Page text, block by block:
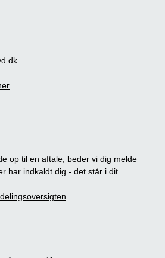
op til en aftale, beder vi dig melde
har indkaldt dig - det står i dit